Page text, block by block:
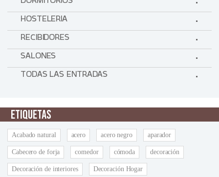
DORMITORIOS
HOSTELERIA
RECIBIDORES
SALONES
TODAS LAS ENTRADAS
ETIQUETAS
Acabado natural acero acero negro aparador
Cabecero de forja comedor cómoda decoración
Decoración de interiores Decoración Hogar